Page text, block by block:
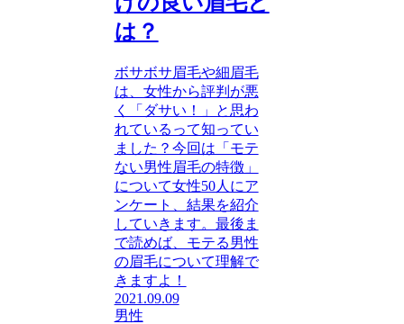
は？
ボサボサ眉毛や細眉毛
は、女性から評判が悪
く「ダサい！」と思わ
れているって知ってい
ました？今回は「モテ
ない男性眉毛の特徴」
について女性50人にア
ンケート、結果を紹介
していきます。最後ま
で読めば、モテる男性
の眉毛について理解で
きますよ！
2021.09.09
男性